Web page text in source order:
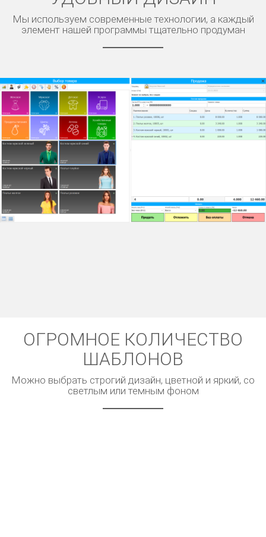
Мы используем современные технологии, а каждый
элемент нашей программы тщательно продуман
ОГРОМНОЕ КОЛИЧЕСТВО
ШАБЛОНОВ
Можно выбрать строгий дизайн, цветной и яркий, со
светлым или темным фоном